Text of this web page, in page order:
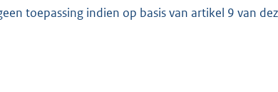
toepassing indien op basis van artikel 9 van